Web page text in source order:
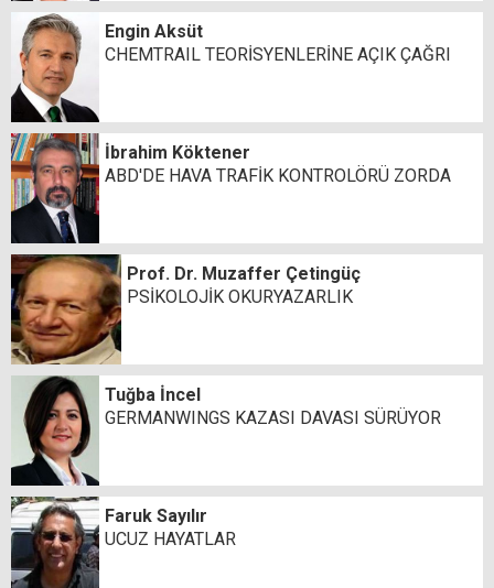
Engin Aksüt
CHEMTRAIL TEORİSYENLERİNE AÇIK ÇAĞRI
İbrahim Köktener
ABD'DE HAVA TRAFİK KONTROLÖRÜ ZORDA
Prof. Dr. Muzaffer Çetingüç
PSİKOLOJİK OKURYAZARLIK
Tuğba İncel
GERMANWINGS KAZASI DAVASI SÜRÜYOR
Faruk Sayılır
UCUZ HAYATLAR